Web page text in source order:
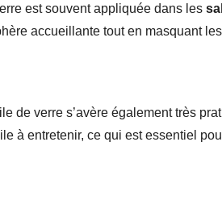
est souvent appliquée dans les
accueillante tout en masquant
de verre s’avère également très
à entretenir, ce qui est essentiel